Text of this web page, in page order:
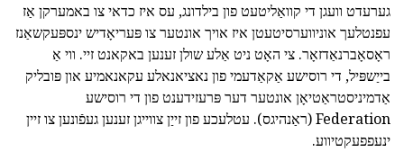
גערעדט וועגן די קוואַליטעט פון בילדונג, עס איז כדאי צו באמערקן אַז
עפנטלעך אוניווערסיטעטן איז אויך אונטער צו פּעריאָדיש ינספּעקשאַנז
ראָסאָברנאַדזאָר. צי האָט ניט אַלע שולן זענען באקאנט זיי. ווי אַ
בייַשפּיל, די רוסישע אַקאַדעמי פון נאציאנאלע עקאנאמיע און פּובליק
אַדמיניסטראַטיאָן אונטער דער פּרעזידענט פון די רוסישע
Federation (ראַנהיגס). עטלעכע פון זייַן צווייגן זענען געפֿונען צו זיין
ינעפפעקטיווע.